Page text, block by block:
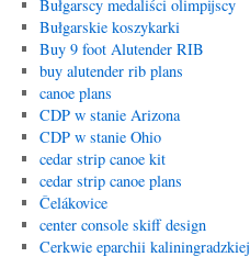
Bułgarscy medaliści olimpijscy
Bułgarskie koszykarki
Buy 9 foot Alutender RIB
buy alutender rib plans
canoe plans
CDP w stanie Arizona
CDP w stanie Ohio
cedar strip canoe kit
cedar strip canoe plans
Čelákovice
center console skiff design
Cerkwie eparchii kaliningradzkiej